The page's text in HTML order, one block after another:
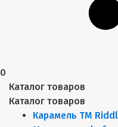
0
Каталог товаров
Каталог товаров
Карамель ТМ